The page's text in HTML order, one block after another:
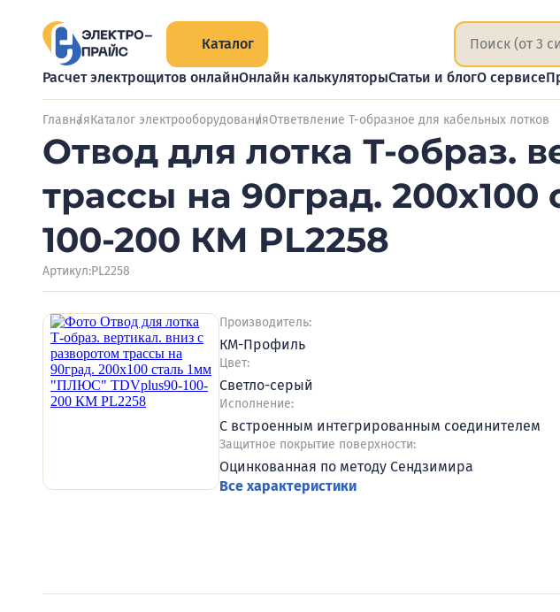
Каталог
Расчет электрощитов онлайнОнлайн калькуляторыСтатьи и блогО сервисе
ГлавнаяКаталог электрооборудованияОтветвление Т-образное для кабельных лотков
Отвод для лотка Т-образ.
трассы на 90град.
100-200 КМ PL2258
Артикул:PL2258
Производитель:
КМ-Профиль
Цвет:
Светло-серый
Исполнение:
С встроенным интегрированным соединителем
Защитное покрытие поверхности:
Оцинкованная по методу Сендзимира
Все характеристики